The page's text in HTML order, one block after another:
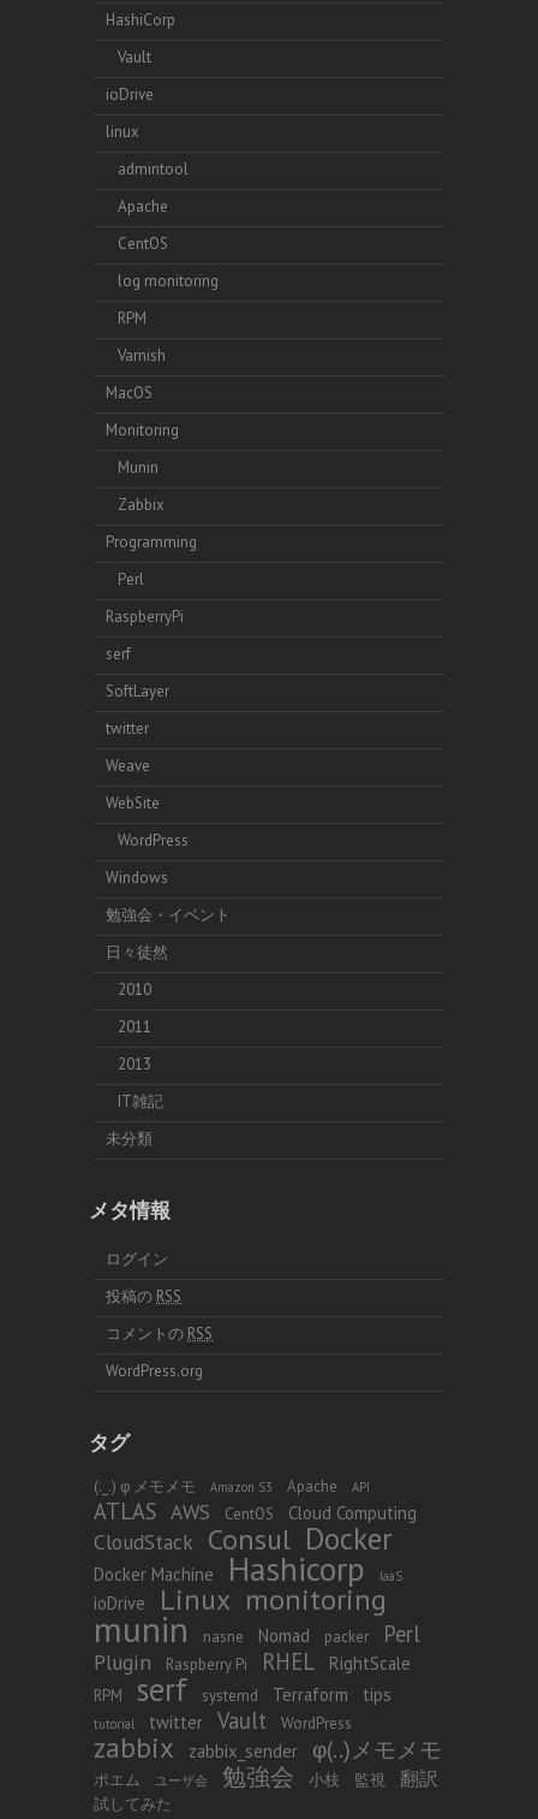
HashiCorp
Vault
ioDrive
linux
admintool
Apache
CentOS
log monitoring
RPM
Varnish
MacOS
Monitoring
Munin
Zabbix
Programming
Perl
RaspberryPi
serf
SoftLayer
twitter
Weave
WebSite
WordPress
Windows
勉強会・イベント
日々徒然
2010
2011
2013
IT雑記
未分類
メタ情報
ログイン
投稿の RSS
コメントの RSS
WordPress.org
タグ
(._.) φ メモメモ Amazon S3 Apache API
ATLAS AWS CentOS Cloud Computing
CloudStack Consul Docker
Docker Machine Hashicorp IaaS
ioDrive Linux monitoring
munin nasne Nomad packer Perl
Plugin Raspberry Pi RHEL RightScale
RPM serf systemd Terraform tips
tutorial twitter Vault WordPress
zabbix zabbix_sender φ(..)メモメモ
ポエム ユーザ会 勉強会 小枝 監視 翻訳
試してみた